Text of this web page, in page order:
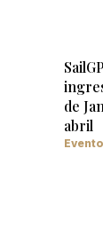
de
abril